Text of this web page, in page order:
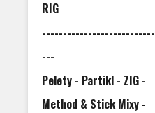
RIG
---------------------------
---
Pelety - Partikl - ZIG -
Method & Stick Mixy -